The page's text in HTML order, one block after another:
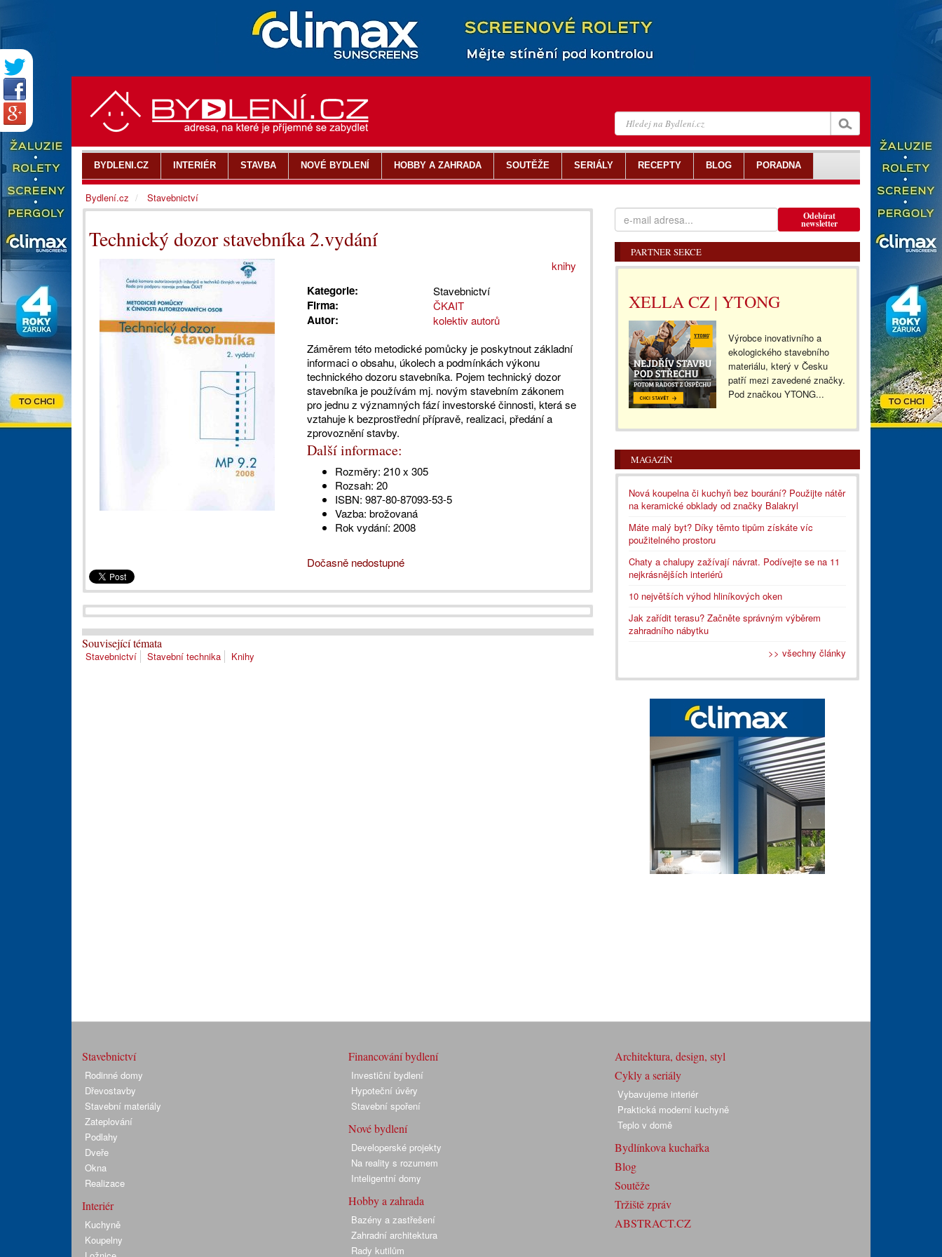
Technický dozor stavebníka 2.vydání
knihy
Kategorie: Stavebnictví
Firma: ČKAIT
Autor:
kolektiv autorů
Záměrem této metodické pomůcky je poskytnout základní
informaci o obsahu, úkolech a podmínkách výkonu
technického dozoru stavebníka. Pojem technický dozor
stavebníka je používám mj. novým stavebním zákonem
pro jednu z významných fází investorské činnosti, která se
vztahuje k bezprostřední přípravě, realizaci, předání a
zprovoznění stavby.
Další informace:
Rozměry: 210 x 305
Rozsah: 20
ISBN: 987-80-87093-53-5
Vazba: brožovaná
Rok vydání: 2008
Dočasně nedostupné
Související témata
Stavebnictví Stavební technika Knihy
Odebírat
newsletter
PARTNER SEKCE
XELLA CZ | YTONG
Výrobce inovativního a
ekologického stavebního
materiálu, který v Česku
patří mezi zavedené značky.
Pod značkou YTONG...
MAGAZÍN
Nová koupelna či kuchyň bez bourání? Použijte nátěr
na keramické obklady od značky Balakryl
Máte malý byt? Díky těmto tipům získáte víc
použitelného prostoru
Chaty a chalupy zažívají návrat. Podívejte se na 11
nejkrásnějších interiérů
10 největších výhod hliníkových oken
Jak zařídit terasu? Začněte správným výběrem
zahradního nábytku
>> všechny články
BYDLENI.CZ INTERIÉR STAVBA NOVÉ BYDLENÍ HOBBY A ZAHRADA SOUTĚŽE SERIÁLY RECEPTY BLOG PORADNA
Bydlení.cz Stavebnictví
Stavebnictví
Rodinné domy
Dřevostavby
Stavební materiály
Zateplování
Podlahy
Dveře
Okna
Realizace
Interiér
Kuchyně
Koupelny
Financování bydlení
Investiční bydlení
Hypoteční úvěry
Stavební spoření
Nové bydlení
Developerské projekty
Na reality s rozumem
Inteligentní domy
Hobby a zahrada
Bazény a zastřešení
Zahradní architektura
Rady kutilům
Architektura, design, styl
Cykly a seriály
Vybavujeme interiér
Praktická moderní kuchyně
Teplo v domě
Bydlínkova kuchařka
Blog
Soutěže
Tržiště zpráv
ABSTRACT.CZ